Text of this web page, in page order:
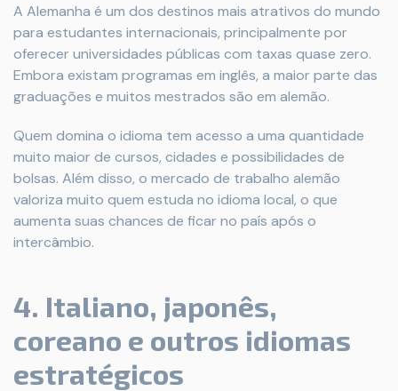
A Alemanha é um dos destinos mais atrativos do mundo
para estudantes internacionais, principalmente por
oferecer universidades públicas com taxas quase zero.
Embora existam programas em inglês, a maior parte das
graduações e muitos mestrados são em alemão.
Quem domina o idioma tem acesso a uma quantidade
muito maior de cursos, cidades e possibilidades de
bolsas. Além disso, o mercado de trabalho alemão
valoriza muito quem estuda no idioma local, o que
aumenta suas chances de ficar no país após o
intercâmbio.
4. Italiano, japonês,
coreano e outros idiomas
estratégicos